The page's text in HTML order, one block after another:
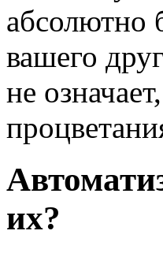
абсолютно
вашего
не
их?